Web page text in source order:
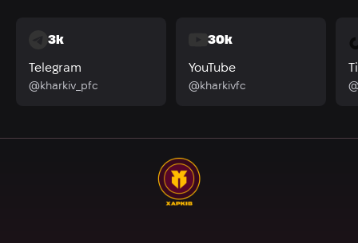
3k
Telegram
@kharkiv_pfc
30k
YouTube
@kharkivfc